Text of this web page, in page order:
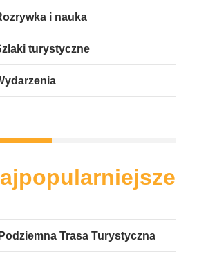
i nauka
turystyczne
Podziemna Trasa Turystyczna